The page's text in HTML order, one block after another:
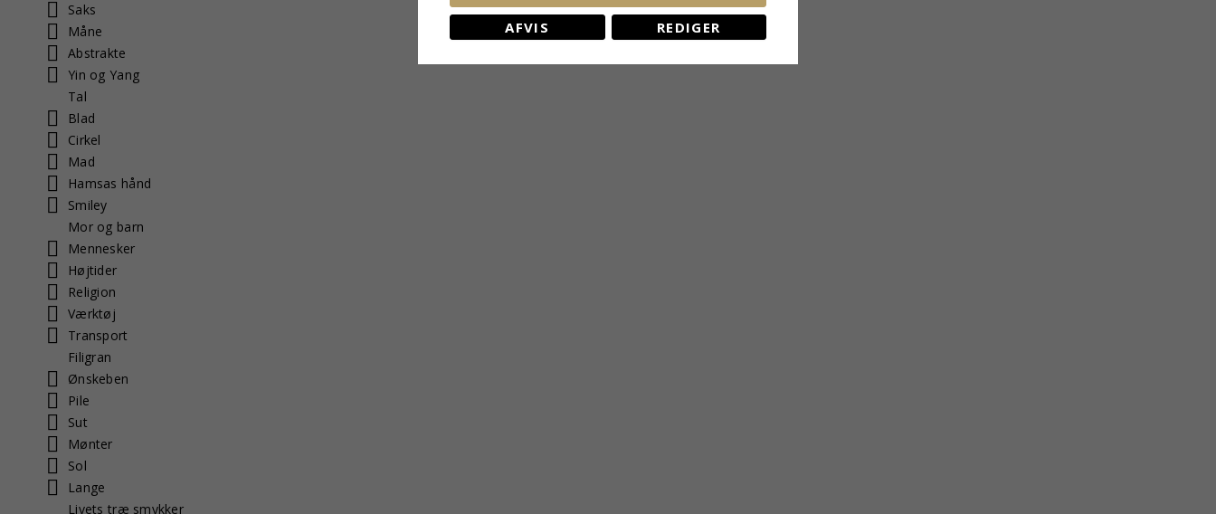
Saks
Måne
Abstrakte
Yin og Yang
Tal
Blad
Cirkel
Mad
Hamsas hånd
Smiley
Mor og barn
Mennesker
Højtider
Religion
Værktøj
Transport
Filigran
Ønskeben
Pile
Sut
Mønter
Sol
Lange
Livets træ smykker
AFVIS REDIGER